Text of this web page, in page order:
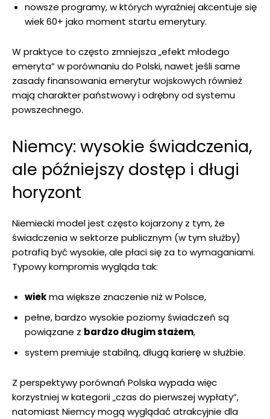
nowsze programy, w których wyraźniej akcentuje się
wiek 60+ jako moment startu emerytury.
W praktyce to często zmniejsza „efekt młodego
emeryta” w porównaniu do Polski, nawet jeśli same
zasady finansowania emerytur wojskowych również
mają charakter państwowy i odrębny od systemu
powszechnego.
Niemcy: wysokie świadczenia,
ale późniejszy dostęp i długi
horyzont
Niemiecki model jest często kojarzony z tym, że
świadczenia w sektorze publicznym (w tym służby)
potrafią być wysokie, ale płaci się za to wymaganiami.
Typowy kompromis wygląda tak:
wiekma większe znaczenie niż w Polsce,
pełne, bardzo wysokie poziomy świadczeń są
powiązane z bardzo długim stażem,
system premiuje stabilną, długą karierę w służbie.
Z perspektywy porównań Polska wypada więc
korzystniej w kategorii „czas do pierwszej wypłaty”,
natomiast Niemcy mogą wyglądać atrakcyjnie dla